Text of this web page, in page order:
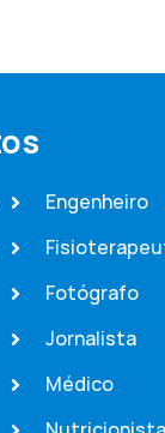
Engenheiro
Fotógrafo
Jornalista
Médico